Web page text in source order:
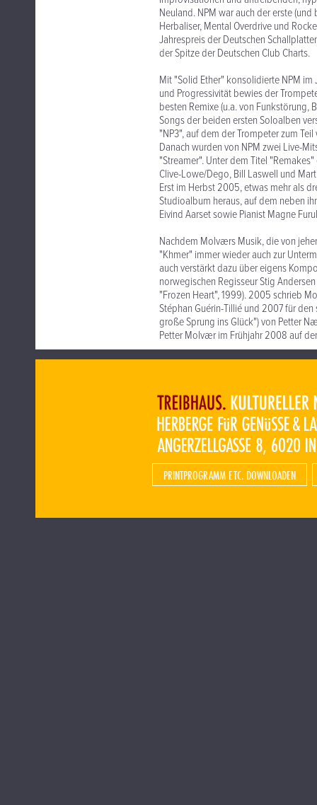
Neuland. NPM war auch der erste
Herbaliser, Mental Overdrive und
Jahrespreis der Deutschen
der Spitze der Deutschen Club Charts.
Mit "Solid Ether" konsolidierte NPM
und Progressivität bewies der
besten Remixe (u.a. von Funkstörung,
Songs der beiden ersten Soloalben
"NP3", auf dem der Trompeter zum
Danach wurden von NPM zwei Live-
"Streamer". Unter dem Titel
Clive-Lowe/Dego, Bill Laswell und
Erst im Herbst 2005, etwas mehr als
Studioalbum heraus, auf dem neben
Eivind Aarset sowie Pianist Magne
Nachdem Molværs Musik, die von
"Khmer" immer wieder auch zur
auch verstärkt dazu über eigens
norwegischen Regisseur Stig
"Frozen Heart", 1999). 2005 schrieb
Stéphan Guérin-Tillié und 2007 für
große Sprung ins Glück") von Petter
Petter Molvær im Frühjahr 2008 auf
PRINTPROGRAMM ETC. DOWNLOADEN